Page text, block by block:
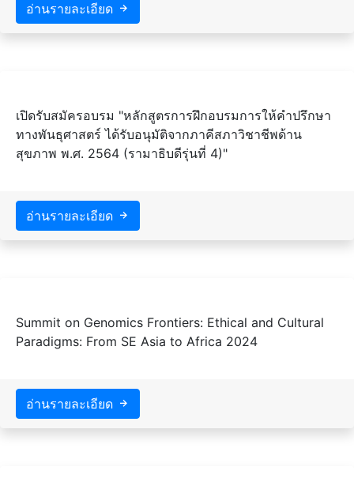
อ่านรายละเอียด
เปิดรับสมัครอบรม "หลักสูตรการฝึกอบรมการให้คำปรึกษา
ทางพันธุศาสตร์ ได้รับอนุมัติจากภาคีสภาวิชาชีพด้าน
สุขภาพ พ.ศ. 2564 (รามาธิบดีรุ่นที่ 4)"
อ่านรายละเอียด
Summit on Genomics Frontiers: Ethical and Cultural
Paradigms: From SE Asia to Africa 2024
อ่านรายละเอียด